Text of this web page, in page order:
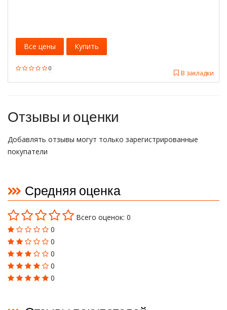
0
В закладки
Все цены Купить
Отзывы и оценки
Добавлять отзывы могут только зарегистрированные
покупатели
Средняя оценка
Всего оценок: 0
0
0
0
0
0